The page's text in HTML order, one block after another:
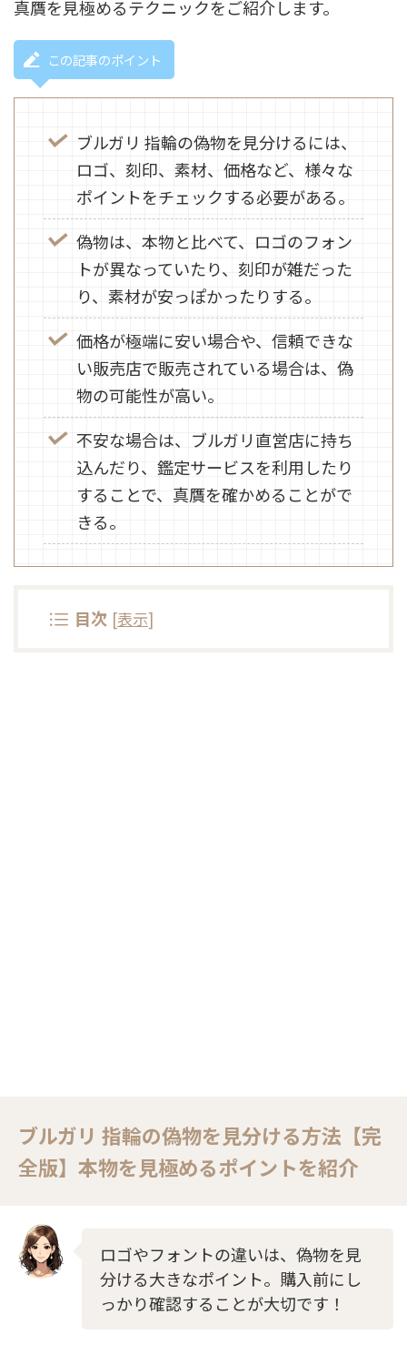
真贋を見極めるテクニックをご紹介します。
この記事のポイント
ブルガリ 指輪の偽物を見分けるには、
ロゴ、刻印、素材、価格など、様々な
ポイントをチェックする必要がある。
偽物は、本物と比べて、ロゴのフォン
トが異なっていたり、刻印が雑だった
り、素材が安っぽかったりする。
価格が極端に安い場合や、信頼できな
い販売店で販売されている場合は、偽
物の可能性が高い。
不安な場合は、ブルガリ直営店に持ち
込んだり、鑑定サービスを利用したり
することで、真贋を確かめることがで
きる。
目次 [表示]
ブルガリ 指輪の偽物を見分ける方法【完
全版】本物を見極めるポイントを紹介
ロゴやフォントの違いは、偽物を見
分ける大きなポイント。購入前にし
っかり確認することが大切です！